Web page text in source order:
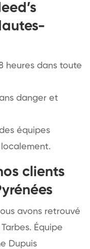
heures dans toute
danger et
équipes
clients
avons retrouvé
Équipe
Dupuis